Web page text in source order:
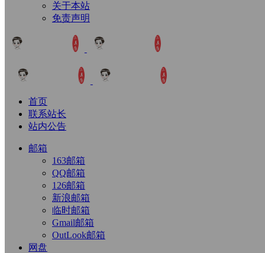
关于本站
免责声明
首页
联系站长
站内公告
邮箱
163邮箱
QQ邮箱
126邮箱
新浪邮箱
临时邮箱
Gmail邮箱
OutLook邮箱
网盘